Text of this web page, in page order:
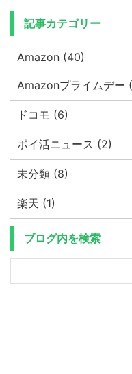
記事カテゴリー
Amazon (40)
Amazonプライムデー
ドコモ (6)
ポイ活ニュース (2)
未分類 (8)
楽天 (1)
ブログ内を検索